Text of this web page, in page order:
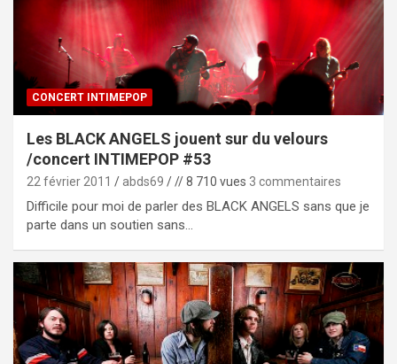
CONCERT INTIMEPOP
Les BLACK ANGELS jouent sur du velours
/concert INTIMEPOP #53
22 février 2011 abds69 // 8 710 vues 3 commentaires
Difficile pour moi de parler des BLACK ANGELS sans que je
parte dans un soutien sans…